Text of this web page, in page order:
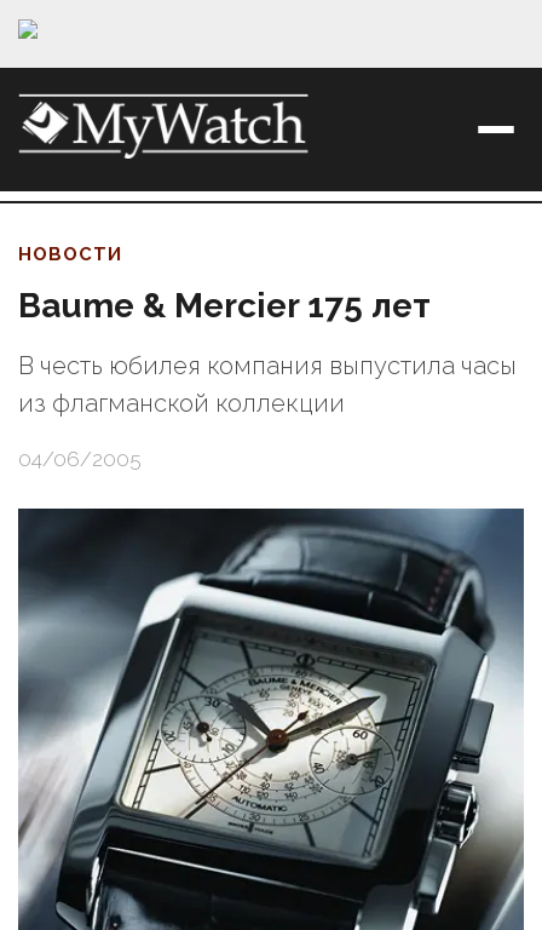
НОВОСТИ
Baume & Mercier 175 лет
В честь юбилея компания выпустила часы
из флагманской коллекции
04/06/2005